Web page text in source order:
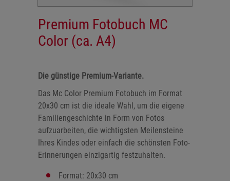
Premium Fotobuch MC
Color (ca. A4)
Die günstige Premium-Variante.
Das Mc Color Premium Fotobuch im Format
20x30 cm ist die ideale Wahl, um die eigene
Familiengeschichte in Form von Fotos
aufzuarbeiten, die wichtigsten Meilensteine
Ihres Kindes oder einfach die schönsten Foto-
Erinnerungen einzigartig festzuhalten.
Format: 20x30 cm